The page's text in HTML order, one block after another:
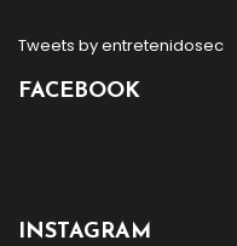
Tweets by entretenidosec
FACEBOOK
INSTAGRAM